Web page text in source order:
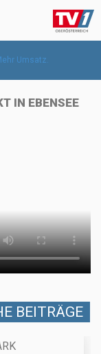
IN EBENSEE
BEITRÄGE